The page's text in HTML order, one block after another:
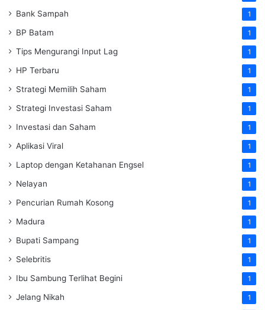
Bank Sampah 1
BP Batam 1
Tips Mengurangi Input Lag 1
HP Terbaru 1
Strategi Memilih Saham 1
Strategi Investasi Saham 1
Investasi dan Saham 1
Aplikasi Viral 1
Laptop dengan Ketahanan Engsel 1
Nelayan 1
Pencurian Rumah Kosong 1
Madura 1
Bupati Sampang 1
Selebritis 1
Ibu Sambung Terlihat Begini 1
Jelang Nikah 1